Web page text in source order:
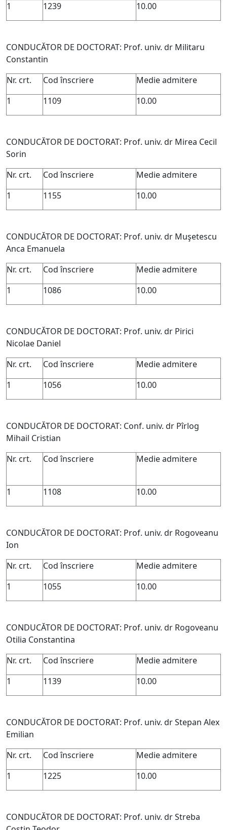
1 1239 10.00
CONDUCĂTOR DE DOCTORAT: Prof. univ. dr Militaru
Constantin
Nr. crt.
Cod înscriere
Medie admitere
1
1109 10.00
CONDUCĂTOR DE DOCTORAT: Prof. univ. dr Mirea Cecil
Sorin
Nr. crt.
Cod înscriere
Medie admitere
1
1155 10.00
CONDUCĂTOR DE DOCTORAT: Prof. univ. dr Muşetescu
Anca Emanuela
Nr. crt.
Cod înscriere
Medie admitere
1
1086 10.00
CONDUCĂTOR DE DOCTORAT: Prof. univ. dr Pirici
Nicolae Daniel
Nr. crt.
Cod înscriere
Medie admitere
1
1056 10.00
CONDUCĂTOR DE DOCTORAT: Conf. univ. dr Pîrlog
Mihail Cristian
Nr. crt.
Cod înscriere Medie admitere
1 1108 10.00
CONDUCĂTOR DE DOCTORAT: Prof. univ. dr Rogoveanu
Ion
Nr. crt.
Cod înscriere
Medie admitere
1
1055 10.00
CONDUCĂTOR DE DOCTORAT: Prof. univ. dr Rogoveanu
Otilia Constantina
Nr. crt.
Cod înscriere
Medie admitere
1
1139 10.00
CONDUCĂTOR DE DOCTORAT: Prof. univ. dr Stepan Alex
Emilian
Nr. crt.
Cod înscriere
Medie admitere
1
1225 10.00
CONDUCĂTOR DE DOCTORAT: Prof. univ. dr Streba